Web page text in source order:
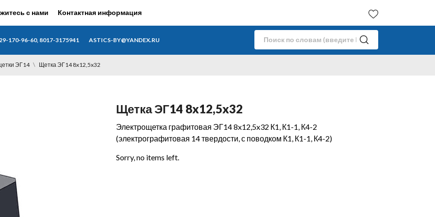
с нами Контактная информация
170-96-60, 8017-3175941 ASTICS-BY@YANDEX.RU
ЭГ14 Щетка ЭГ14 8x12,5x32
Щетка ЭГ14 8x12,5x32
Электрощетка графитовая ЭГ14 8x12,5x32 К1, К1-1, К4-2
(электрографитовая 14 твердости, с поводком К1, К1-1, К4-2)
Sorry, no items left.